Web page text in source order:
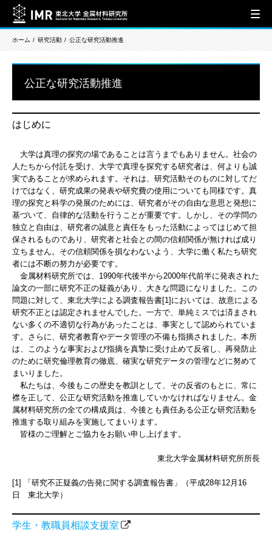
ホーム 研究活動 公正な研究活動推進
公正な研究活動推進
はじめに
大学は真理の探究の場であることは言うまでもありません。社会の
人たちから付託を受け、大学で真理を探究する研究者は、何よりも誠
実であることが求められます。それは、研究活動そのものに対してだ
けではなく、研究成果の発表や研究費の使用についても同様です。真
理の探究と科学の発展のためには、研究者がその自由な意思と発想に
基づいて、自律的な活動を行うことが重要です。しかし、その学問の
独立と自由は、研究者の誠意と責任をもった活動によってはじめて担
保されるものであり、研究者と社会との間の信頼関係が無ければ成り
立ちません。その信頼関係を損なわないよう、大学に働く私たち研究
者には不断の努力が必要です。
金属材料研究所では、1990年代後半から2000年代前半に発表された
論文の一部に研究不正の疑義があり、大きな問題になりました。この
問題に対して、東北大学による調査報告書[1]においては、故意による
研究不正とは認定されませんでした。一方で、単純ミスでは済まされ
ない多くの不適切な行為があったことは、事実として認められていま
す。さらに、研究者教育やデータ管理の不備も指摘されました。本所
は、このような事実および指摘を真摯に受け止めて反省し、再発防止
のために研究倫理教育の徹底、確実な研究データの管理などに努めて
まいりました。
私たちは、今後もこの歴史を教訓として、その反省のもとに、常に
襟を正して、公正な研究活動を推進していかなければなりません。金
属材料研究所の全ての構成員は、今後とも責任ある公正な研究活動を
推進する取り組みを実施してまいります。
皆様のご理解とご協力をお願い申し上げます。
東北大学金属材料研究所所長
[1] 「研究不正疑義の告発に関する調査報告書」（平成28年12月16
日 東北大学）
学生・教職員相談支援室